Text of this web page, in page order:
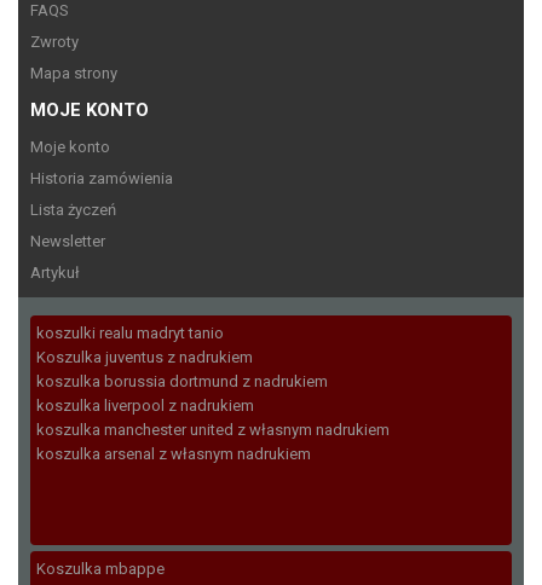
FAQS
Zwroty
Mapa strony
MOJE KONTO
Moje konto
Historia zamówienia
Lista życzeń
Newsletter
Artykuł
koszulki realu madryt tanio
Koszulka juventus z nadrukiem
koszulka borussia dortmund z nadrukiem
koszulka liverpool z nadrukiem
koszulka manchester united z własnym nadrukiem
koszulka arsenal z własnym nadrukiem
Koszulka mbappe